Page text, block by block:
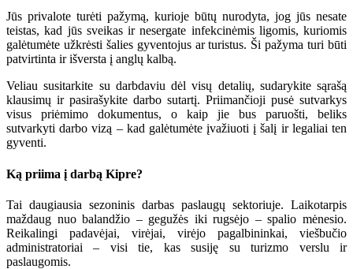
Jūs privalote turėti pažymą, kurioje būtų nurodyta, jog jūs nesate
teistas, kad jūs sveikas ir nesergate infekcinėmis ligomis, kuriomis
galėtumėte užkrėsti šalies gyventojus ar turistus. Ši pažyma turi būti
patvirtinta ir išversta į anglų kalbą.
Veliau susitarkite su darbdaviu dėl visų detalių, sudarykite sąrašą
klausimų ir pasirašykite darbo sutartį. Priimančioji pusė sutvarkys
visus priėmimo dokumentus, o kaip jie bus paruošti, beliks
sutvarkyti darbo vizą – kad galėtumėte įvažiuoti į šalį ir legaliai ten
gyventi.
Ką priima į darbą Kipre?
Tai daugiausia sezoninis darbas paslaugų sektoriuje. Laikotarpis
maždaug nuo balandžio – gegužės iki rugsėjo – spalio mėnesio.
Reikalingi padavėjai, virėjai, virėjo pagalbininkai, viešbučio
administratoriai – visi tie, kas susiję su turizmo verslu ir
paslaugomis.